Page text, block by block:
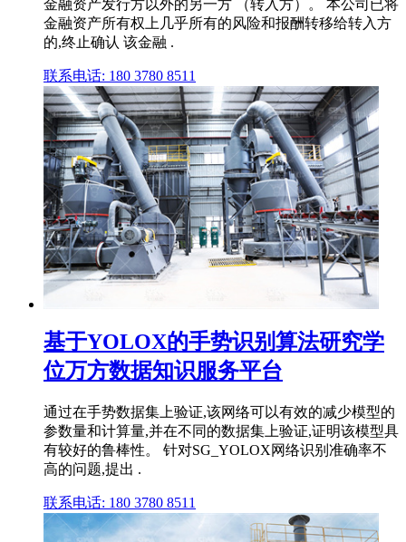
金融资产发行方以外的另一方 （转入方）。 本公司已将
金融资产所有权上几乎所有的风险和报酬转移给转入方
的,终止确认 该金融 .
联系电话: 180 3780 8511
基于YOLOX的手势识别算法研究学
位万方数据知识服务平台
通过在手势数据集上验证,该网络可以有效的减少模型的
参数量和计算量,并在不同的数据集上验证,证明该模型具
有较好的鲁棒性。 针对SG_YOLOX网络识别准确率不
高的问题,提出 .
联系电话: 180 3780 8511